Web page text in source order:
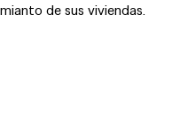
de sus viviendas.
es el